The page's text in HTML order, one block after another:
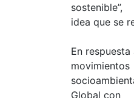
sostenible”,
idea que se
En
movimientos
Global con